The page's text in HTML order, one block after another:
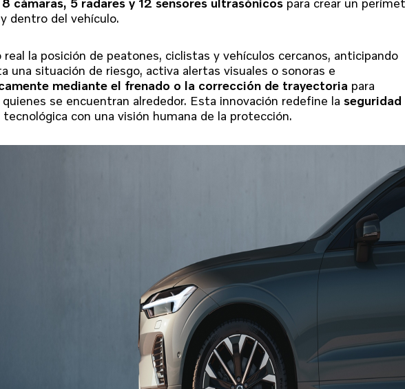
dentro del vehículo.
la posición de peatones, ciclistas y vehículos cercanos, anticipando
una situación de riesgo, activa alertas visuales o sonoras e
mediante el frenado o la corrección de trayectoria para
se encuentran alrededor. Esta innovación redefine laseguridad
con una visión humana de la protección.